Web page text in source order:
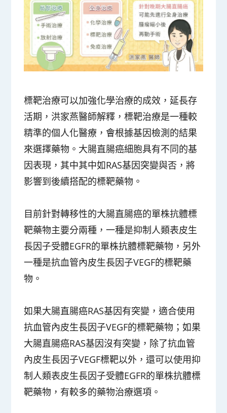
標靶治療可以加強化學治療的成效，延長存
活期，洪家燕醫師解釋，標靶治療是一種較
精準的個人化醫療，會根據基因檢測的結果
來選擇藥物。大腸直腸癌細胞具有不同的基
因表現，其中其中如RAS基因突變與否，將
影響到後續搭配的標靶藥物。
目前針對轉移性的大腸直腸癌的單株抗體標
靶藥物主要分兩種，一種是抑制人類表皮生
長因子受體EGFR的單株抗體標靶藥物，另外
一種是抗血管內皮生長因子VEGF的標靶藥
物。
如果大腸直腸癌RAS基因有突變，適合使用
抗血管內皮生長因子VEGF的標靶藥物；如果
大腸直腸癌RAS基因沒有突變，除了抗血管
內皮生長因子VEGF標靶以外，還可以使用抑
制人類表皮生長因子受體EGFR的單株抗體標
靶藥物，有較多的藥物治療選項。